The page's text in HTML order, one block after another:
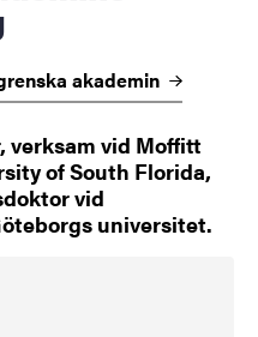
akademin
verksam vid Moffitt
of South Florida,
vid
universitet.